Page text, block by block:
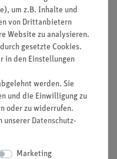
durch
in einem
nach Umformung das
erkennen und mit
Protokollfragen
um z.B. Inhalte und
von Drittanbietern
Website zu analysieren.
gesetzte Cookies.
in den Einstellungen
werden. Sie
und die Einwilligung zu
oder zu widerrufen.
unserer Daten­schutz­
Marketing